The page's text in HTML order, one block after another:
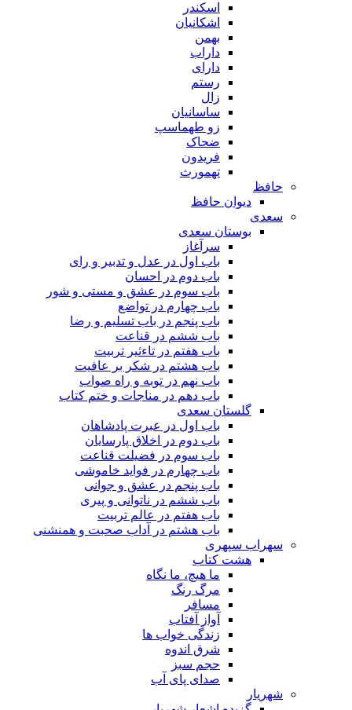
اسکندر
اشکانیان
بهمن
داراب
دارای
رستم
زال
ساسانیان
زو طهماسپ‏
ضحاک
فریدون
تهمورث
حافظ
دیوان حافظ
سعدی
بوستان سعدی
سرآغاز
باب اول در عدل و تدبیر و رای
باب دوم در احسان
باب سوم در عشق و مستی و شور
باب چهارم در تواضع
باب پنجم در باب تسلیم و رضا
باب ششم در قناعت
باب هفتم در تاءثیر تربیت
باب هشتم در شکر بر عافیت
باب نهم در توبه و راه صواب
باب دهم در مناجات و ختم کتاب
گلستان سعدی
باب اول در عبرت پادشاهان
باب دوم در اخلاق پارسایان
باب سوم در فضیلت قناعت
باب چهارم در فواید خاموشى
باب پنجم در عشق و جوانى
باب ششم در ناتوانى و پیرى
باب هفتم در عالم تربیت
باب هشتم در آداب صحبت و همنشنى
سهراب سپهری
هشت کتاب
ما هیچ، ما نگاه
مرگ رنگ
مسافر
آواز آفتاب
زندگی خواب ها
شرق اندوه
حجم سبز
صدای پای آب
شهریار